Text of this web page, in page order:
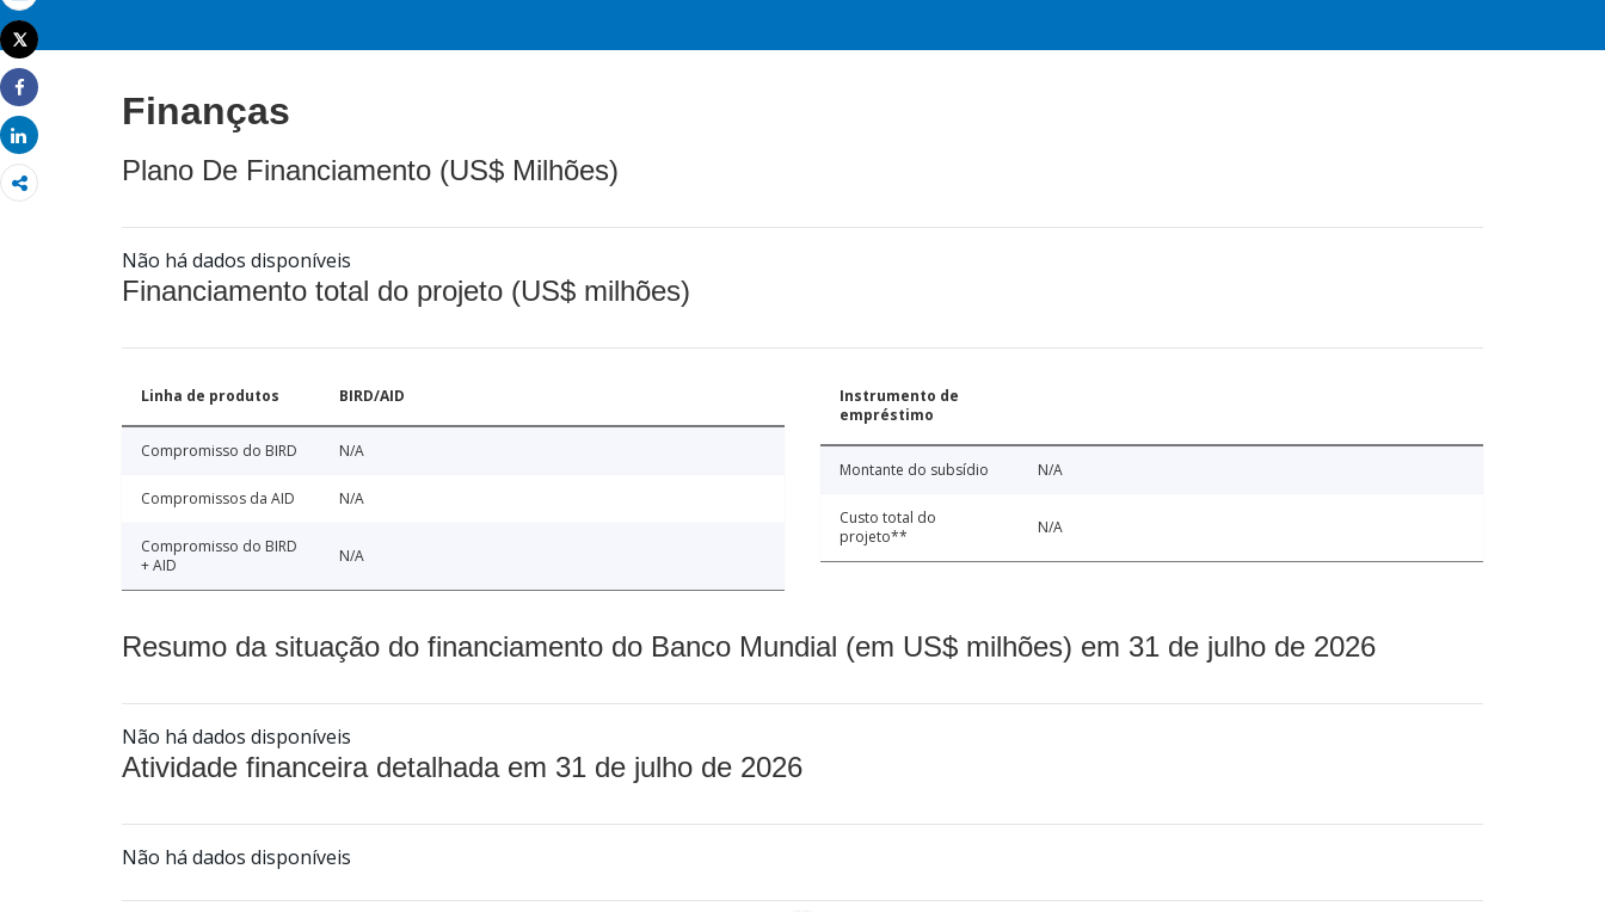
Email
Imprimir
Tweet
Share
Share
Finanças
Plano De Financiamento (US$ Milhões)
Não há dados disponíveis
Financiamento total do projeto (US$ milhões)
Linha de produtos BIRD/AID
Compromisso do BIRD N/A
Compromissos da AID N/A
Compromisso do BIRD
+ AID
N/A
Instrumento de
empréstimo
Montante do subsídio N/A
Custo total do
projeto**
N/A
Resumo da situação do financiamento do Banco Mundial (em US$ milhões) em 31 de julho de 2026
Não há dados disponíveis
Atividade financeira detalhada em 31 de julho de 2026
Não há dados disponíveis